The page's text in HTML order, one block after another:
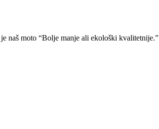
naš moto “Bolje manje ali ekološki kvalitetnije.”